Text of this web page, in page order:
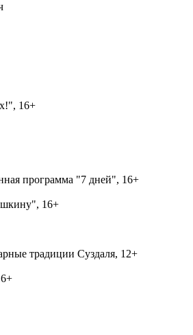
16+
программа "7 дней", 16+
16+
традиции Суздаля, 12+